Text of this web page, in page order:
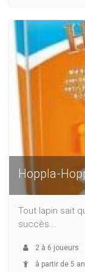
Hoppla-
Tout lapin sait
succès...
2 à 6 joueurs
à partir de 5